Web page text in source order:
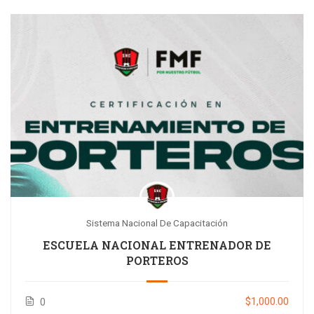
Sistema Nacional De Capacitación
ESCUELA NACIONAL ENTRENADOR DE
PORTEROS
0 $1,000.00